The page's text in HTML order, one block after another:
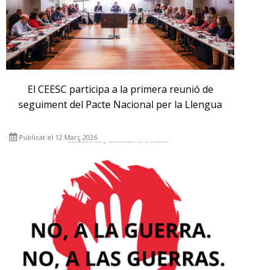
El CEESC participa a la primera reunió de
seguiment del Pacte Nacional per la Llengua
Publicat el 12 Març 2026